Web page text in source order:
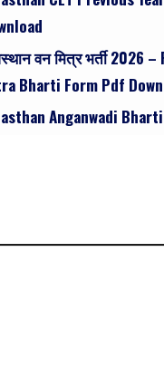
वन मित्र भर्ती 2026
Bharti Form Pdf
Anganwadi